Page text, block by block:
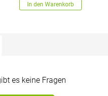
In den Warenkorb
es keine Fragen